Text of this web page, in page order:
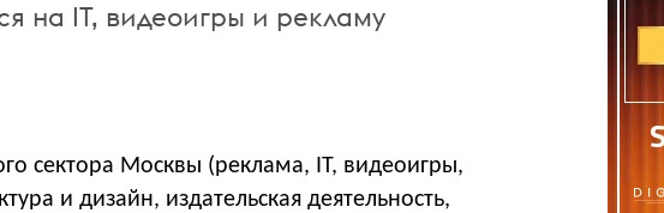
на IT, видеоигры и рекламу
сектора Москвы (реклама, IT, видеоигры,
и дизайн, издательская деятельность,